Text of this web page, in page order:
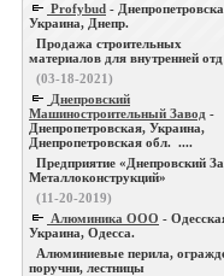
Profybud -
Украина, Днепр.
Продажа строительных
материалов для внутренней отд
(03-18-2021)
Днепровский
Машиностроительный Завод -
Днепропетровская, Украина,
Днепропетровская обл. ....
Предприятие «Днепровский
Металлоконструкций»
(11-20-2019)
Алюминика ООО -
Украина, Одесса.
Алюминиевые перила,
поручни, лестницы